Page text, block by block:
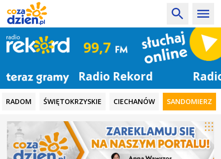
Radio Rekord
RADOM ŚWIĘTOKRZYSKIE CIECHANÓW SANDOMIERZ